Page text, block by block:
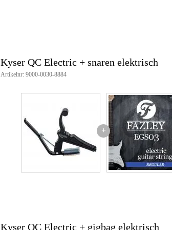
Kyser QC Electric + snaren elektrisch
Artikelnr: 9000-0030-8884
+
Kyser QC Electric + gigbag elektrisch